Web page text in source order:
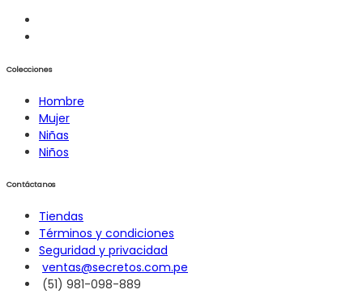
Colecciones
Hombre
Mujer
Niñas
Niños
Contáctanos
Tiendas
Términos y condiciones
Seguridad y privacidad
ventas@secretos.com.pe
(51) 981-098-889